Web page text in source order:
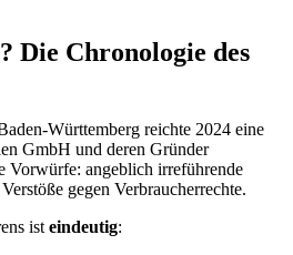
Die Chronologie des
Württemberg reichte 2024 eine
GmbH und deren Gründer
Vorwürfe: angeblich irreführende
gegen Verbraucherrechte.
ist eindeutig: